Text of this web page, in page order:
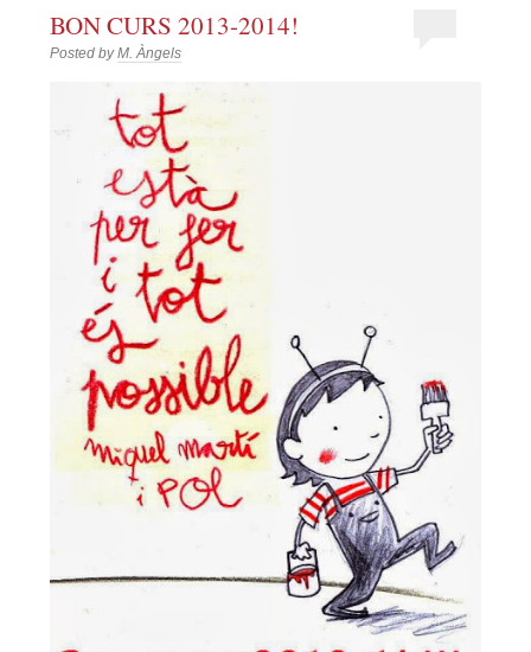
BON CURS 2013-2014!
Posted byM. Àngels